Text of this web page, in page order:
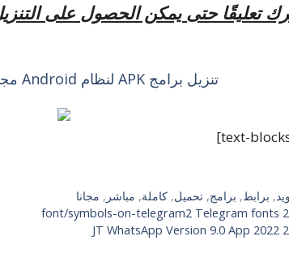
تعليقًا حتى يمكن الحصول على
تنزيل برامج APK لنظام Android مجانًا برابط مباشر
, برابط, برامج,تحميل,كاملة, مباشر , مجانا